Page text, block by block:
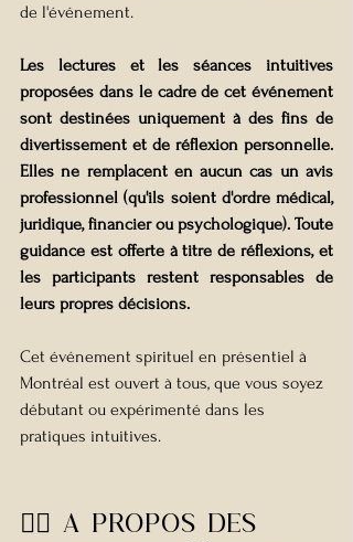
de l'événement.
Les lectures et les séances intuitives
proposées dans le cadre de cet événement
sont destinées uniquement à des fins de
divertissement et de réflexion personnelle.
Elles ne remplacent en aucun cas un avis
professionnel (qu'ils soient d'ordre médical,
juridique, financier ou psychologique). Toute
guidance est offerte à titre de réflexions, et
les participants restent responsables de
leurs propres décisions.
Cet événement spirituel en présentiel à
Montréal est ouvert à tous, que vous soyez
débutant ou expérimenté dans les
pratiques intuitives.
🧙‍♀️ a propos des